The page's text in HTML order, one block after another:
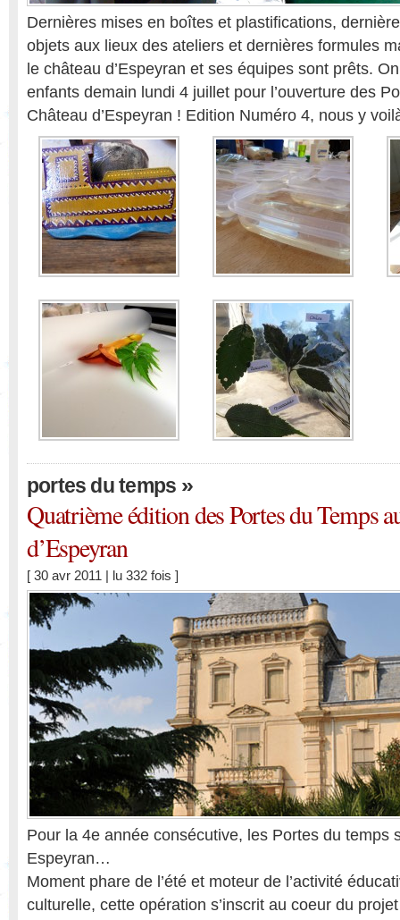
Dernières mises en boîtes et plastifications,
objets aux lieux des ateliers et dernières formules
le château d’Espeyran et ses équipes sont prêts.
enfants demain lundi 4 juillet pour l’ouverture des
Château d’Espeyran ! Edition Numéro 4, nous y
portes du temps »
Quatrième édition des Portes du Temps
d’Espeyran
[ 30 avr 2011 | lu 332 fois ]
Pour la 4e année consécutive, les Portes du temps
Espeyran…
Moment phare de l’été et moteur de l’activité
culturelle, cette opération s’inscrit au coeur du